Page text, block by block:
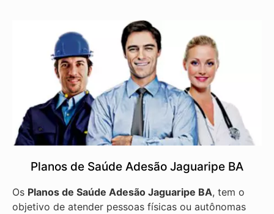
Planos de Saúde Adesão Jaguaripe BA
Os Planos de Saúde Adesão Jaguaripe BA, tem o
objetivo de atender pessoas físicas ou autônomas